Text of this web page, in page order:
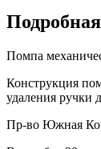
Помпа
Конструкция
удаления ручки
Пр-во Южная